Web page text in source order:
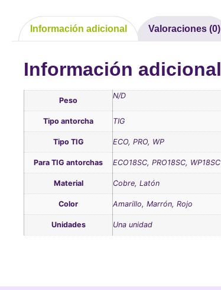
Información adicional Valoraciones (0)
Información adicional
Peso
N/D
Tipo antorcha TIG
Tipo TIG ECO, PRO, WP
Para TIG antorchas ECO18SC, PRO18SC, WP18SC
Material Cobre, Latón
Color Amarillo, Marrón, Rojo
Unidades Una unidad